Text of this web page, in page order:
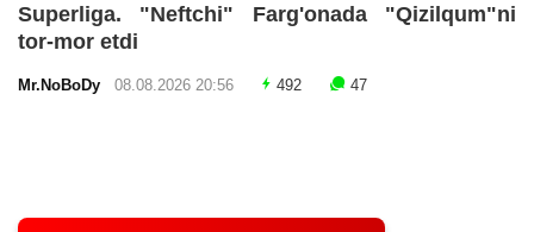
Superliga. "Neftchi" Farg'onada "Qizilqum"ni
tor-mor etdi
Mr.NoBoDy 08.08.2026 20:56 492 47